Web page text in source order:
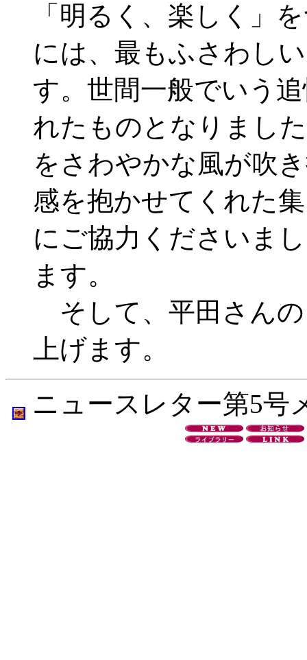
「明るく、楽しく」
には、最もふさわし
す。世間一般でいう
れたものとなりまし
をさわやかな風が吹
感を抱かせてくれた
にご協力くださいま
ます。
そして、平田さん
上げます。
ニュースレター第5号